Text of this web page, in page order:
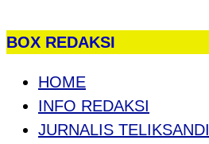
BOX REDAKSI
HOME
INFO REDAKSI
JURNALIS TELIKSANDI